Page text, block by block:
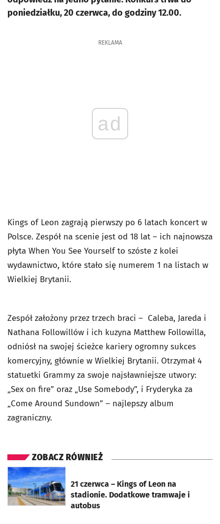
poniedziałku, 20 czerwca, do godziny 12.00.
REKLAMA
ad
Kings of Leon zagrają pierwszy po 6 latach koncert w
Polsce. Zespół na scenie jest od 18 lat – ich najnowsza
płyta When You See Yourselfto szóste z kolei
wydawnictwo, które stało się numerem 1 na listach w
Wielkiej Brytanii.
Zespół założony przez trzech braci – Caleba, Jareda i
Nathana Followillów i ich kuzyna Matthew Followilla,
odniósł na swojej ścieżce kariery ogromny sukces
komercyjny, głównie w Wielkiej Brytanii. Otrzymał 4
statuetki Grammy za swoje najsławniejsze utwory:
„Sex on fire” oraz „Use Somebody”, i Fryderyka za
„Come Around Sundown” – najlepszy album
zagraniczny.
ZOBACZ RÓWNIEŻ
21 czerwca – Kings of Leon na
stadionie. Dodatkowe tramwaje i
autobus
otworzy się w nowej karcie